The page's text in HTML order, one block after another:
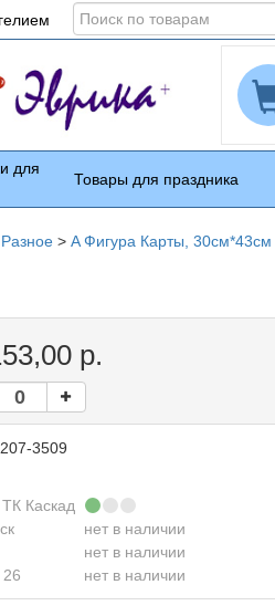
Поиск
товарам
для
Товары для праздника
Разное > A Фигура Карты, 30см*43см
р.
3509
Каскад
нет в наличии
нет в наличии
26
нет в наличии